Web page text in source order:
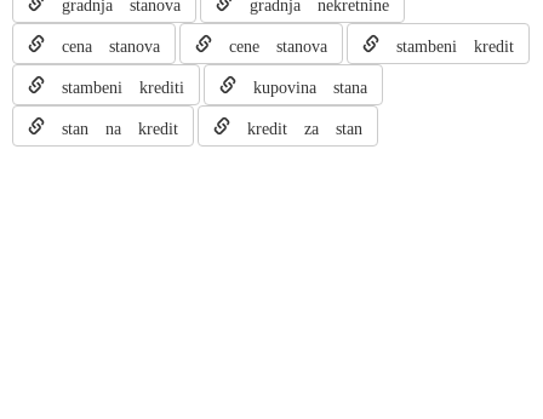
cena stanova cene stanova stambeni kredit
stambeni krediti kupovina stana
stan na kredit kredit za stan